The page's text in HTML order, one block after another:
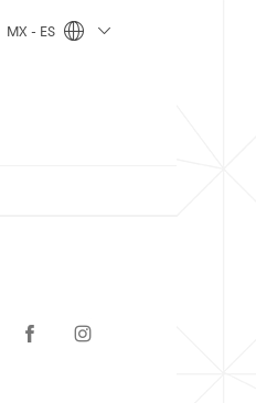
MX - ES